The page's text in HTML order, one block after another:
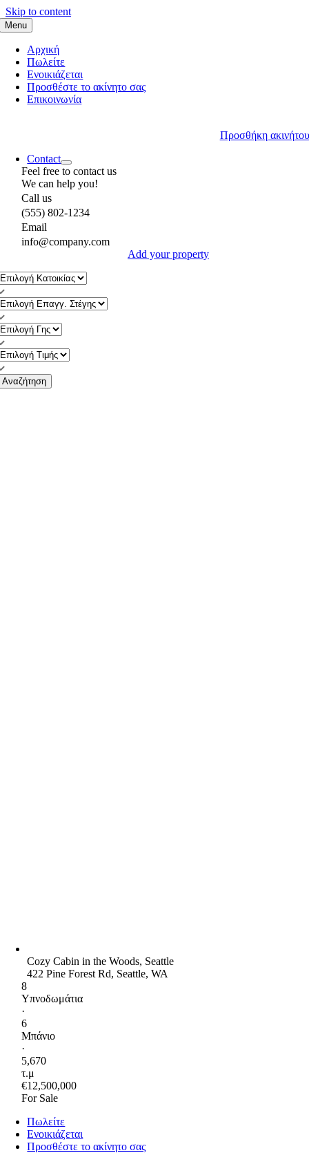
Skip to content
Menu
Αρχική
Πωλείτε
Ενοικιάζεται
Προσθέστε το ακίνητο σας
Επικοινωνία
Προσθήκη ακινήτου
Contact
Feel free to contact us
We can help you!
Call us
(555) 802-1234
Email
info@company.com
Add your property
Αναζήτηση
Cozy Cabin in the Woods, Seattle
422 Pine Forest Rd, Seattle, WA
8
Υπνοδωμάτια
·
6
Μπάνιο
·
5,670
τ.μ
€12,500,000
For Sale
Πωλείτε
Ενοικιάζεται
Προσθέστε το ακίνητο σας